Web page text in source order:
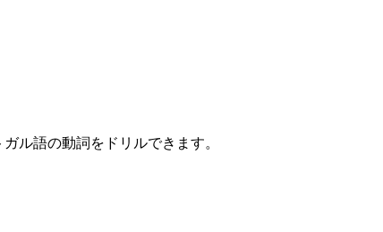
ル語の動詞をドリルできます。